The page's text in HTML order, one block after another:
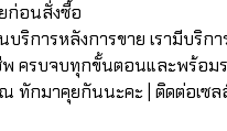
ก่อนสั่งซื้อ
บริการหลังการขาย เรามีบริก
ครบจบทุกขั้นตอนและพร้อม
ทักมาคุยกันนะคะ | ติดต่อเซล